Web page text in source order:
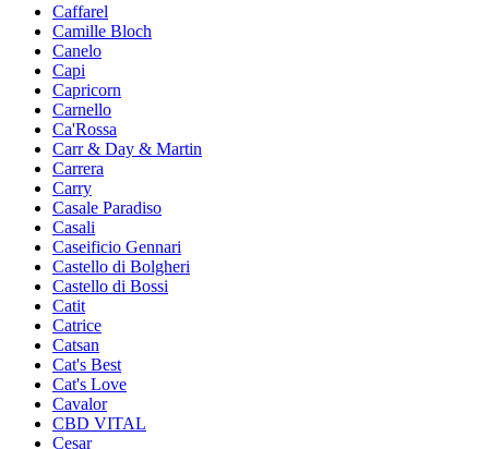
Caffarel
Camille Bloch
Canelo
Capi
Capricorn
Carnello
Ca'Rossa
Carr & Day & Martin
Carrera
Carry
Casale Paradiso
Casali
Caseificio Gennari
Castello di Bolgheri
Castello di Bossi
Catit
Catrice
Catsan
Cat's Best
Cat's Love
Cavalor
CBD VITAL
Cesar